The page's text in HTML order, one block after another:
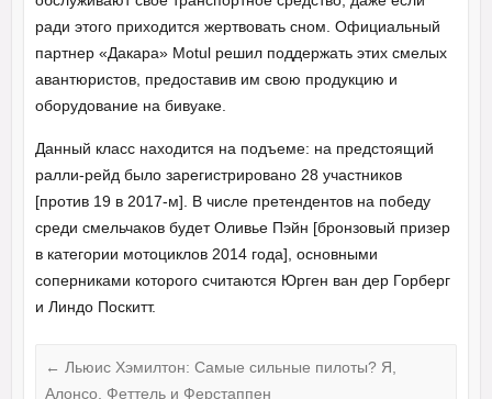
ради этого приходится жертвовать сном. Официальный
партнер «Дакара» Motul решил поддержать этих смелых
авантюристов, предоставив им свою продукцию и
оборудование на бивуаке.
Данный класс находится на подъеме: на предстоящий
ралли-рейд было зарегистрировано 28 участников
[против 19 в 2017-м]. В числе претендентов на победу
среди смельчаков будет Оливье Пэйн [бронзовый призер
в категории мотоциклов 2014 года], основными
соперниками которого считаются Юрген ван дер Горберг
и Линдо Поскитт.
← Льюис Хэмилтон: Самые сильные пилоты? Я,
Алонсо, Феттель и Ферстаппен